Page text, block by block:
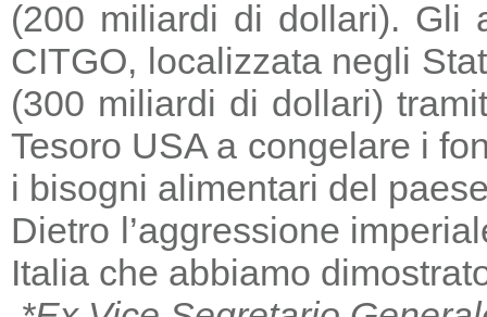
(200 miliardi di dollari). Gli
CITGO, localizzata negli
(300 miliardi di dollari)
Tesoro USA a congelare i
i bisogni alimentari del
Dietro l’aggressione
Italia che abbiamo